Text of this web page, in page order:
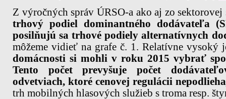
Z výročných správ ÚRSO-a ako aj zo
trhový podiel dominantného dodávateľa
posilňujú sa trhové podiely alternatívnych
môžeme vidieť na grafe č. 1. Relatívne vysoký
domácnosti si mohli v roku 2015 vybrať
Tento počet prevyšuje počet
odvetviach, ktoré cenovej regulácii
trh mobilných hlasových služieb s troma resp.